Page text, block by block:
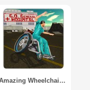
Amazing Wheelchair real stunts